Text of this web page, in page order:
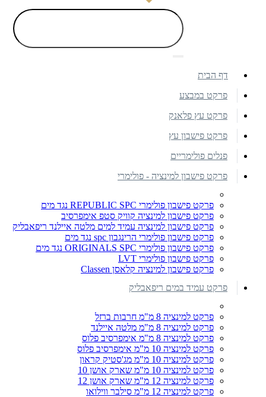
דף הבית
פרקט במבצע
פרקט עץ פלאנק
פרקט פישבון עץ
פנלים פולימריים
פרקט פישבון למינציה - פולימרי
פרקט פישבון פולימרי REPUBLIC SPC נגד מים
פרקט פישבון למינציה קוויק סטפ אימפרסיב
פרקט פישבון למינציה עמיד למים מלטה איילנד ריפאבליק
פרקט פישבון פולימרי הרינגבון spc נגד מים
פרקט פישבון פולימרי ORIGINALS SPC נגד מים
פרקט פישבון פולימרי LVT
פרקט פישבון למינציה קלאסן Classen
פרקט עמיד במים ריפאבליק
פרקט למינציה 8 מ"מ חרבות ברזל
פרקט למינציה 8 מ"מ מלטה איילנד
פרקט למינציה 8 מ"מ אימפרסיב פלוס
פרקט למינציה 10 מ"מ אימפרסיב פלוס
פרקט למינציה 10 מ"מ מג'סטיק קראון
פרקט למינציה 10 מ"מ שארק אושן 10
פרקט למינציה 12 מ"מ שארק אושן 12
פרקט למינציה 12 מ"מ סילבר ווילואו